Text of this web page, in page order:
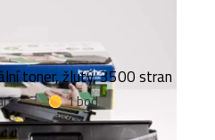
toner, žlutý, 3500 stran
1 bod